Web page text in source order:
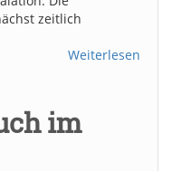
zeitlich
Weiterlesen
im